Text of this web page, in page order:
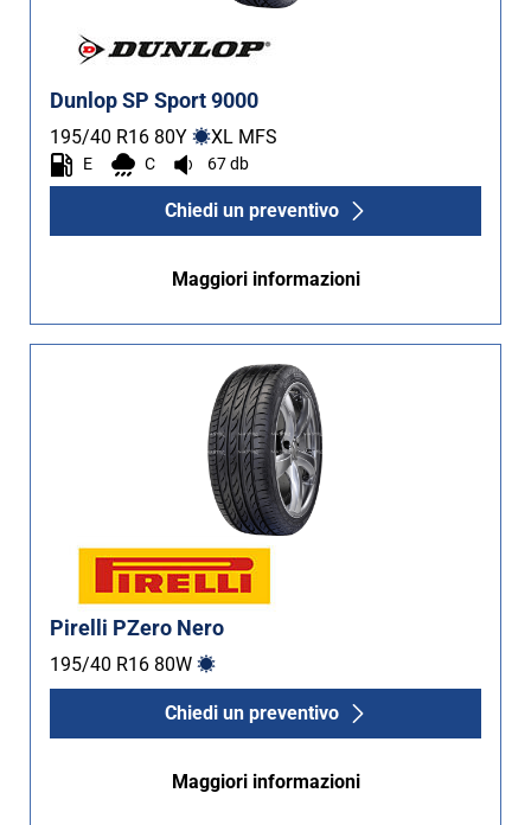
Dunlop SP Sport 9000
195/40 R16 80Y XL MFS
E C 67 db
Chiedi un preventivo
Maggiori informazioni
Pirelli PZero Nero
195/40 R16 80W
Chiedi un preventivo
Maggiori informazioni